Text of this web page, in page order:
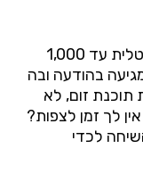
דרך זום ניתן לצרף לשיחת-ועידה דיגיטלית עד 1,000
בהודעה ובה
תוכנת זום, לא
לך זמן לצפות?
לכדי